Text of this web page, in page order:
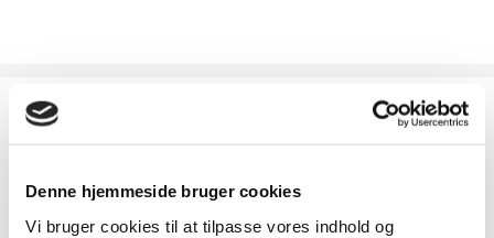
Denne hjemmeside bruger cookies
Vi bruger cookies til at tilpasse vores indhold og
Fragt